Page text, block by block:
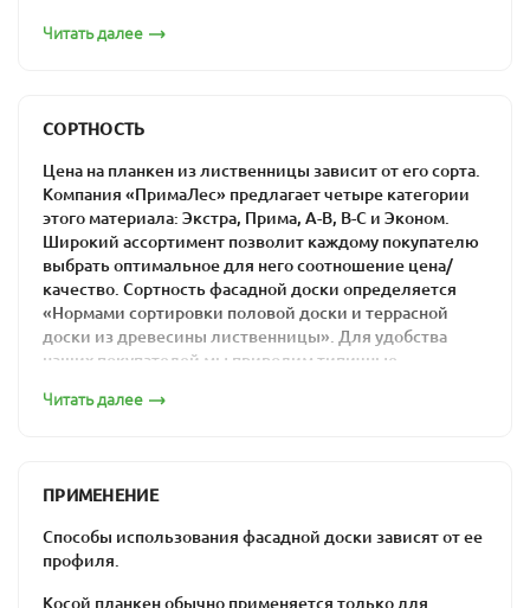
используют в основном для создания заборов и
«ПримаЛес»
В компании «ПримаЛес» вы сможете купить косой
планкен из лиственницы, который будет
соответствовать всем вашим требованиям.
Характеристики
материала
сечение профиля – 20х140 мм;
Продается в упаковках по 5 досок: цена материала
формируется в зависимости от выбранного вами сорта
монтаж скошенного планкена значительно более
Читать далее
СОРТНОСТЬ
Цена на планкен из лиственницы зависит от его сорта.
Компания «ПримаЛес» предлагает четыре категории
этого материала: Экстра, Прима, А-В, В-С и Эконом.
Широкий ассортимент позволит каждому покупателю
выбрать оптимальное для него соотношение цена/
качество. Сортность фасадной доски определяется
«Нормами сортировки половой доски и террасной
доски из древесины лиственницы». Для удобства
наших покупателей мы приводим типичные
Читать далее
ПРИМЕНЕНИЕ
Способы использования фасадной доски зависят от ее
профиля.
Косой планкен обычно применяется только для